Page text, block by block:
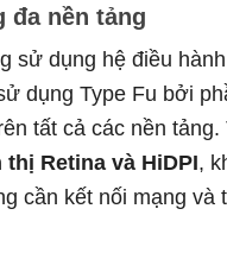
đa nền tảng
sử dụng hệ điều
dụng Type Fu bởi
tất cả các nền tảng.
Retina và HiDPI,
cần kết nối mạng và